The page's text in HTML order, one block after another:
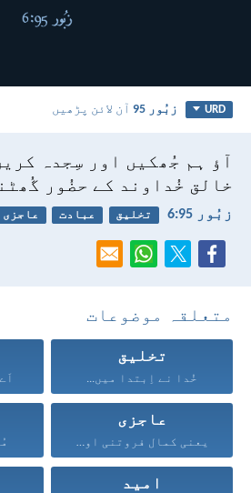
URD زبُور 95 آن لائن پڑھیں
آؤ ہم جُھکیں اور سِجدہ
خالق خُداوند کے حضُور
زبُور 95:‏6 تخلیق عبادت عاجزی
متعلقہ موضوعات
تخلیق
خُدا نے اِبتدا میں...
عاجزی
یعنی کمال فروتنی اور...
امید